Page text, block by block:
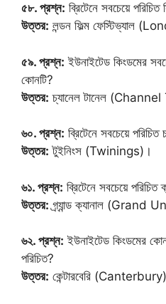
৫৮. প্রশ্ন: ব্রিটেনে সবচেয়ে
উত্তর: লন্ডন ফিল্ম ফেস্টিভ্যাল
৫৯. প্রশ্ন: ইউনাইটেড কিংডমের
কোনটি?
উত্তর: চ্যানেল টানেল
৬০. প্রশ্ন: ব্রিটেনে সবচেয়ে
উত্তর: টুইনিংস (Twinings)।
৬১. প্রশ্ন: ব্রিটেনে সবচেয়ে
উত্তর:গ্র্যান্ড ক্যানাল (Grand
৬২. প্রশ্ন: ইউনাইটেড কিংডমের কোন
পরিচিত?
উত্তর: কেন্টারবেরি